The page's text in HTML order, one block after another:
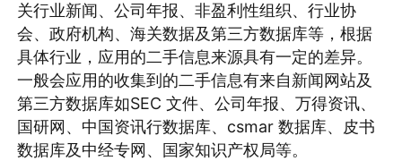
关行业新闻、公司年报、非盈利性组织、行业协
会、政府机构、海关数据及第三方数据库等，根据
具体行业，应用的二手信息来源具有一定的差异。
一般会应用的收集到的二手信息有来自新闻网站及
第三方数据库如SEC 文件、公司年报、万得资讯、
国研网、中国资讯行数据库、csmar 数据库、皮书
数据库及中经专网、国家知识产权局等。